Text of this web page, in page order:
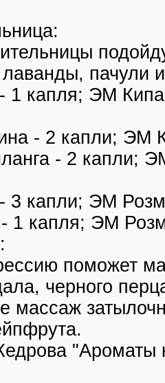
пачули
1 капля; ЭМ
- 2 капли; ЭМ
- 2 капли;
3 капли; ЭМ
1 капля; ЭМ
поможет
черного
массаж
"Ароматы